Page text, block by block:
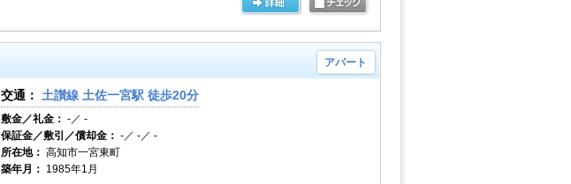
アパート
交通： 土讃線 土佐一宮駅 徒歩20分
敷金／礼金： -／ -
保証金／敷引／償却金： -／ -／ -
所在地： 高知市一宮東町
築年月： 1985年1月